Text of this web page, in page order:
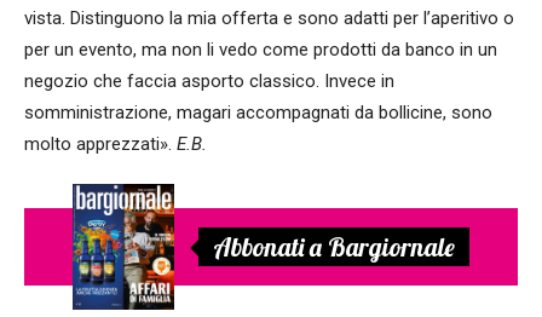
vista. Distinguono la mia offerta e sono adatti per l’aperitivo o
per un evento, ma non li vedo come prodotti da banco in un
negozio che faccia asporto classico. Invece in
somministrazione, magari accompagnati da bollicine, sono
molto apprezzati». E.B.
Abbonati a Bargiornale